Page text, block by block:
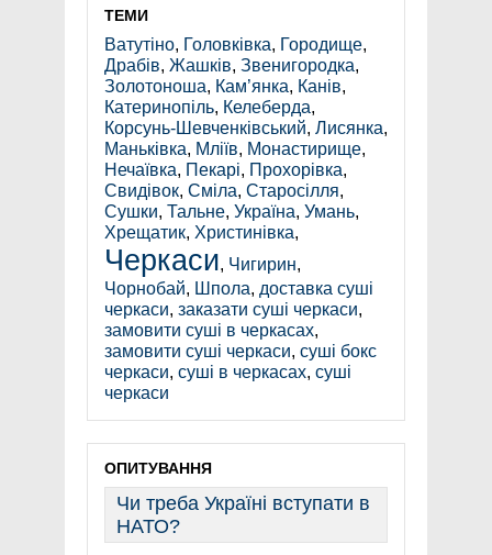
ТЕМИ
Ватутіно, Головківка, Городище,
Драбів, Жашків, Звенигородка,
Золотоноша, Кам’янка, Канів,
Катеринопіль, Келеберда,
Корсунь-Шевченківський, Лисянка,
Маньківка, Мліїв, Монастирище,
Нечаївка, Пекарі, Прохорівка,
Свидівок, Сміла, Старосілля,
Сушки, Тальне, Україна, Умань,
Хрещатик, Христинівка,
Черкаси, Чигирин,
Чорнобай, Шпола, доставка суші
черкаси, заказати суші черкаси,
замовити суші в черкасах,
замовити суші черкаси, суші бокс
черкаси, суші в черкасах, суші
черкаси
ОПИТУВАННЯ
Чи треба Україні вступати в
НАТО?